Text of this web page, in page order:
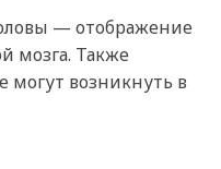
— отображение
мозга. Также
могут возникнуть в